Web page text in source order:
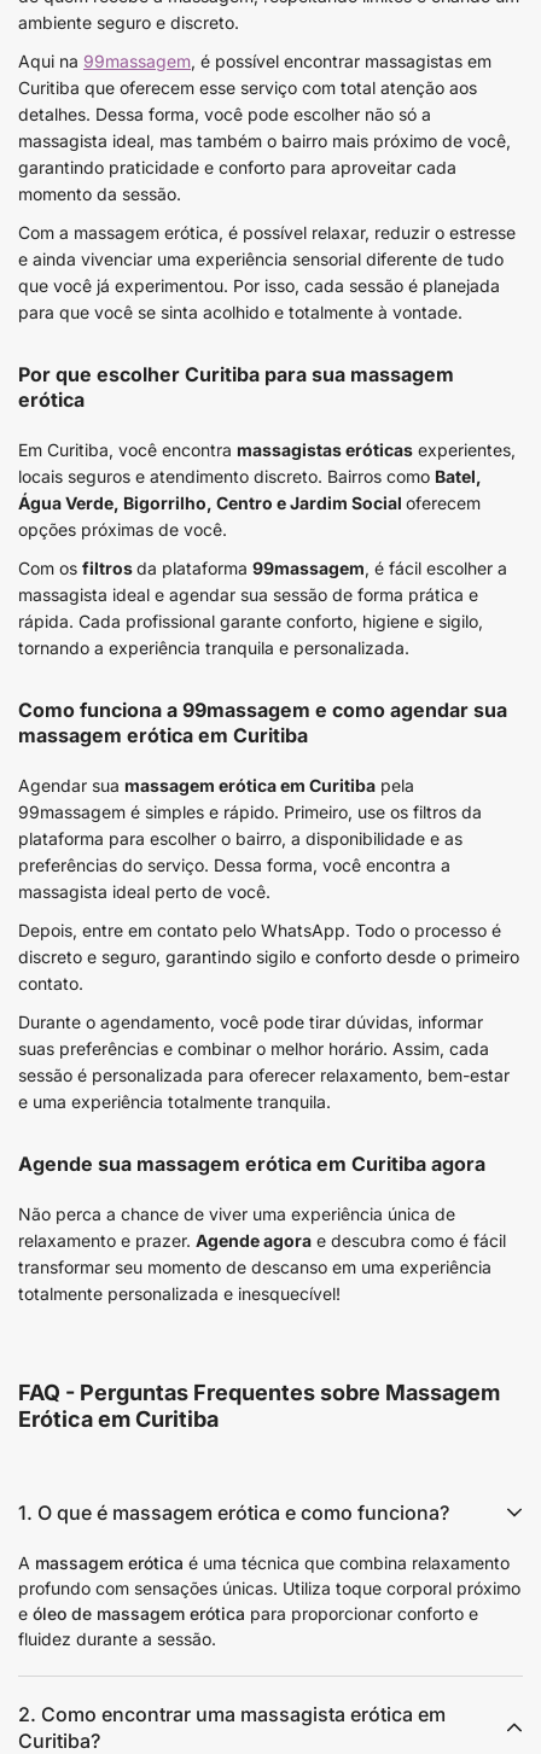
ambiente seguro e discreto.
Aqui na 99massagem, é possível encontrar massagistas em
Curitiba que oferecem esse serviço com total atenção aos
detalhes. Dessa forma, você pode escolher não só a
massagista ideal, mas também o bairro mais próximo de você,
garantindo praticidade e conforto para aproveitar cada
momento da sessão.
Com a massagem erótica, é possível relaxar, reduzir o estresse
e ainda vivenciar uma experiência sensorial diferente de tudo
que você já experimentou. Por isso, cada sessão é planejada
para que você se sinta acolhido e totalmente à vontade.
Por que escolher Curitiba para sua massagem
erótica
Em Curitiba, você encontra massagistas eróticas experientes,
locais seguros e atendimento discreto. Bairros como Batel,
Água Verde, Bigorrilho, Centro e Jardim Social oferecem
opções próximas de você.
Com os filtrosda plataforma 99massagem, é fácil escolher a
massagista ideal e agendar sua sessão de forma prática e
rápida. Cada profissional garante conforto, higiene e sigilo,
tornando a experiência tranquila e personalizada.
Como funciona a 99massagem e como agendar sua
massagem erótica em Curitiba
Agendar sua massagem erótica em Curitiba pela
99massagem é simples e rápido. Primeiro, use os filtros da
plataforma para escolher o bairro, a disponibilidade e as
preferências do serviço. Dessa forma, você encontra a
massagista ideal perto de você.
Depois, entre em contato pelo WhatsApp. Todo o processo é
discreto e seguro, garantindo sigilo e conforto desde o primeiro
contato.
Durante o agendamento, você pode tirar dúvidas, informar
suas preferências e combinar o melhor horário. Assim, cada
sessão é personalizada para oferecer relaxamento, bem-estar
e uma experiência totalmente tranquila.
Agende sua massagem erótica em Curitiba agora
Não perca a chance de viver uma experiência única de
relaxamento e prazer. Agende agora e descubra como é fácil
transformar seu momento de descanso em uma experiência
totalmente personalizada e inesquecível!
FAQ - Perguntas Frequentes sobre Massagem
Erótica em Curitiba
1. O que é massagem erótica e como funciona?
A massagem erótica é uma técnica que combina relaxamento
profundo com sensações únicas. Utiliza toque corporal próximo
e óleo de massagem erótica para proporcionar conforto e
fluidez durante a sessão.
2. Como encontrar uma massagista erótica em
Curitiba?